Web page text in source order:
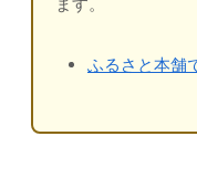
ふるさと本舗